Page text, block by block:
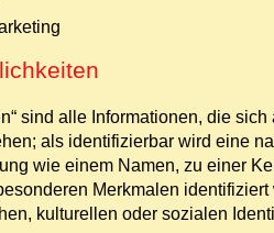
sind alle Informationen, die
als identifizierbar wird eine
wie einem Namen, zu einer
Merkmalen
kulturellen oder sozialen